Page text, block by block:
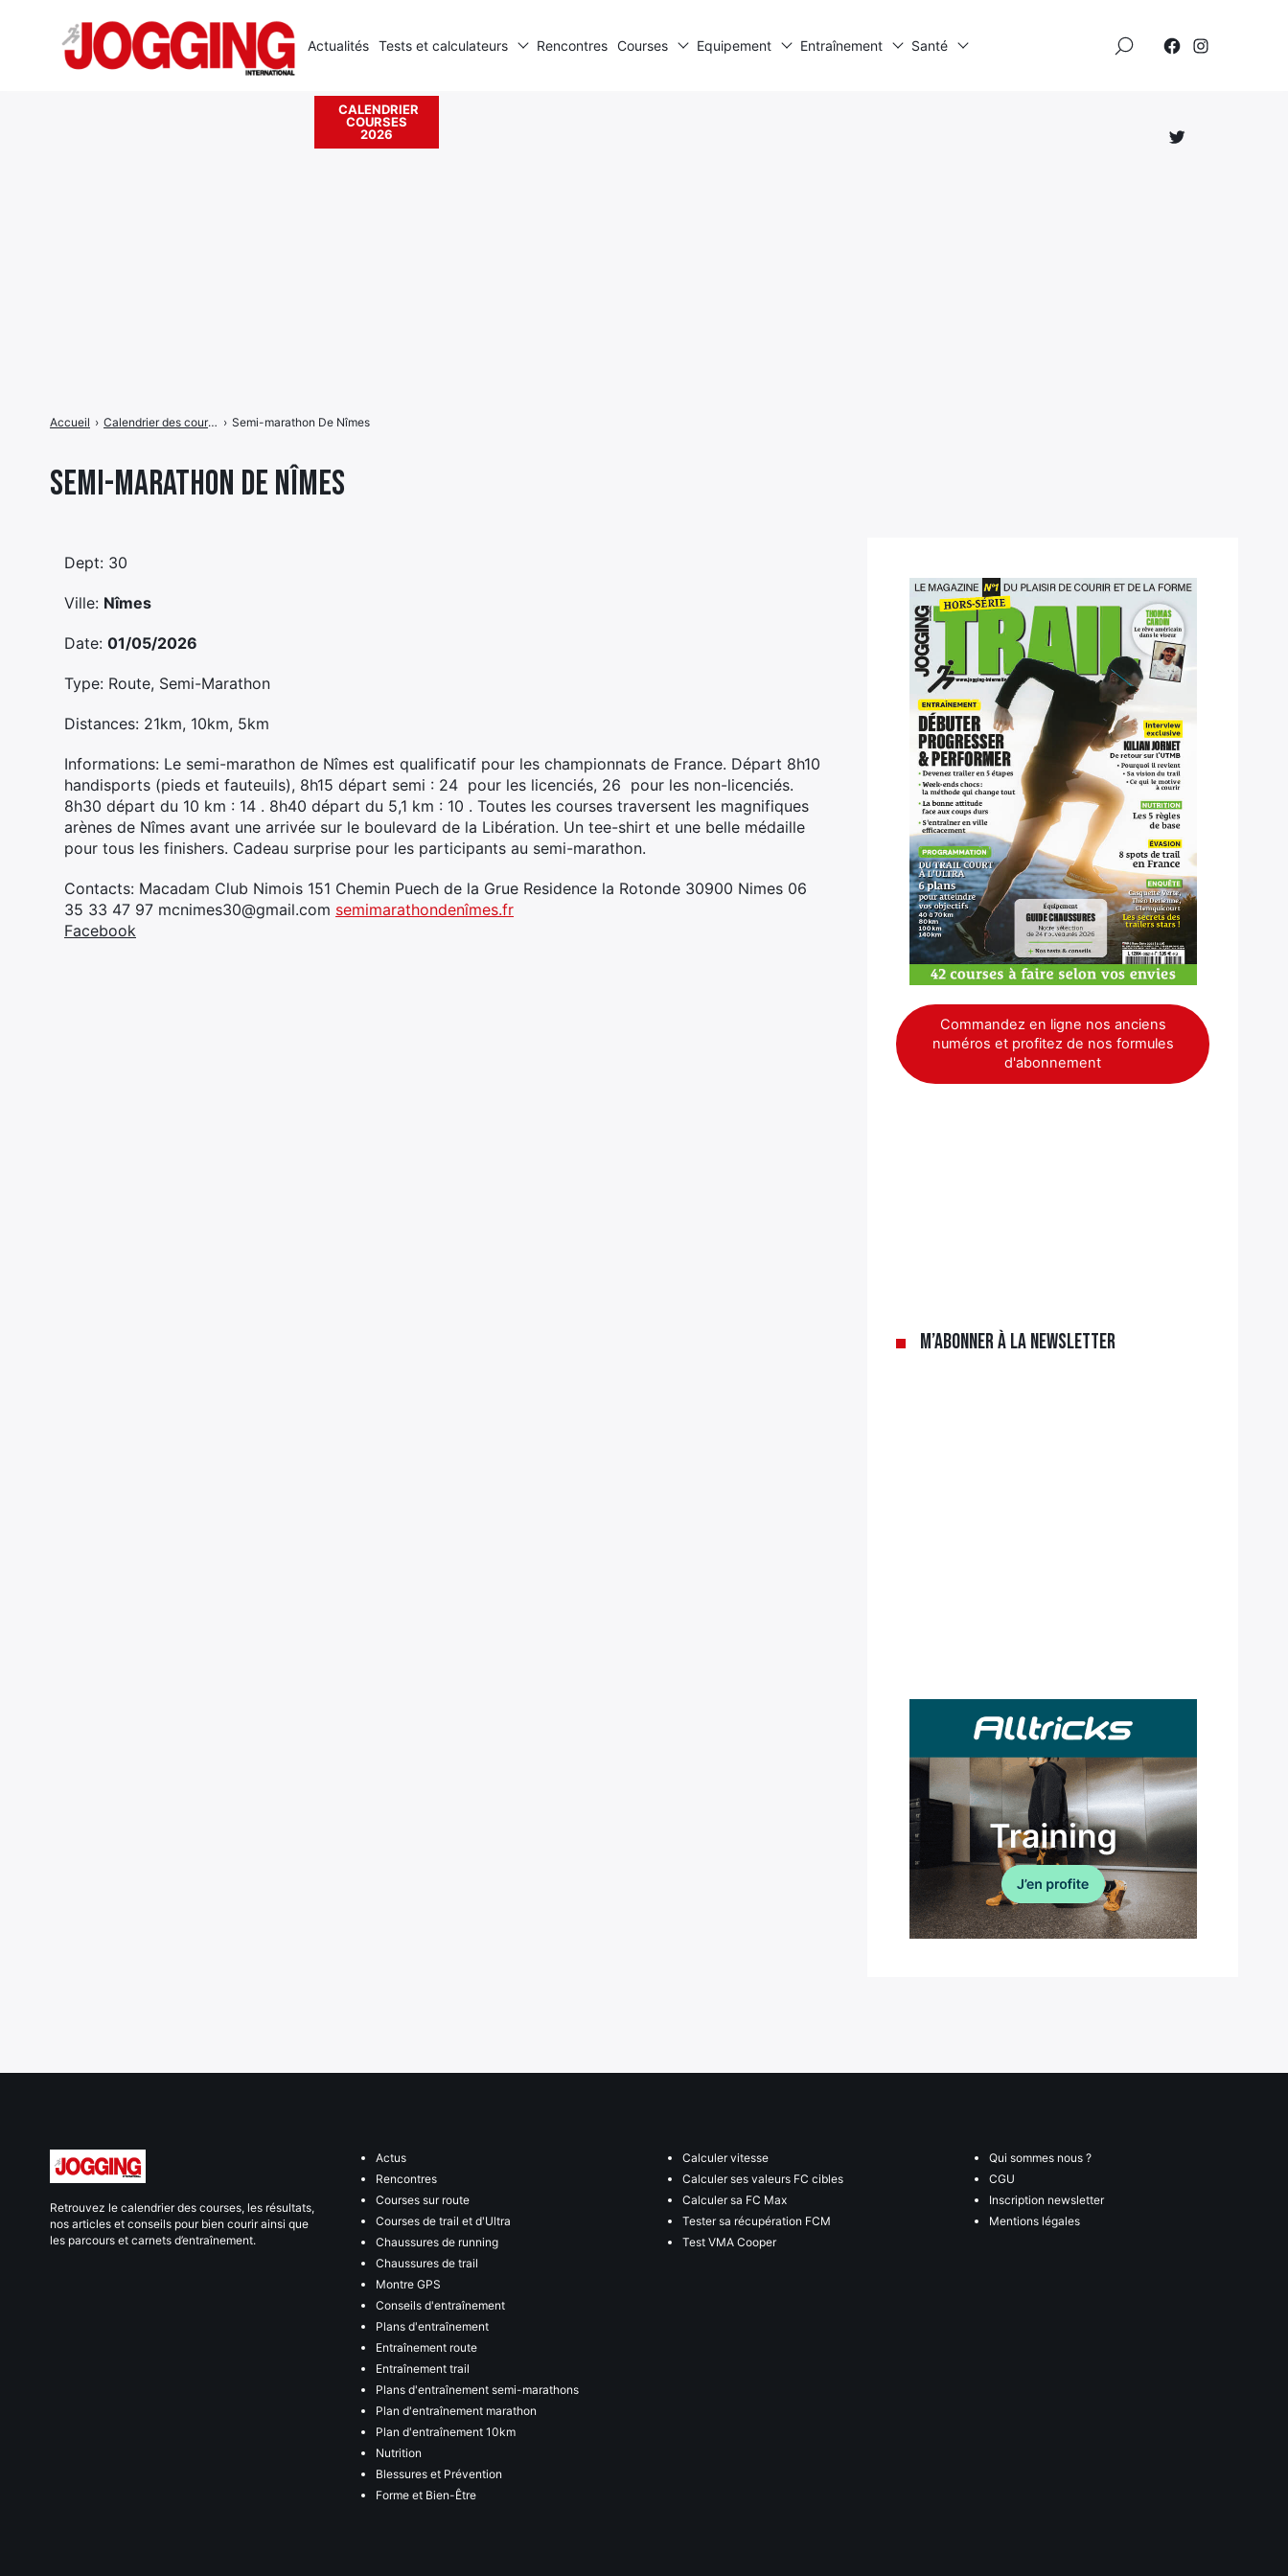
Semi-marathon De Nîmes
Accueil › Calendrier des courses › Semi-marathon De Nîmes
Dept: 30
Ville: Nîmes
Date: 01/05/2026
Type: Route, Semi-Marathon
Distances: 21km, 10km, 5km
Informations: Le semi-marathon de Nîmes est qualificatif pour les championnats de France. Départ 8h10
handisports (pieds et fauteuils), 8h15 départ semi : 24  pour les licenciés, 26  pour les non-licenciés.
8h30 départ du 10 km : 14 . 8h40 départ du 5,1 km : 10 . Toutes les courses traversent les magnifiques
arènes de Nîmes avant une arrivée sur le boulevard de la Libération. Un tee-shirt et une belle médaille
pour tous les finishers. Cadeau surprise pour les participants au semi-marathon.
Contacts: Macadam Club Nimois 151 Chemin Puech de la Grue Residence la Rotonde 30900 Nimes 06
35 33 47 97 mcnimes30@gmail.com semimarathondenîmes.fr
Facebook
Commandez en ligne nos anciens
numéros et profitez de nos formules
d'abonnement
M’abonner à la newsletter
Actualités Tests et calculateurs Rencontres Courses Equipement Entraînement Santé
CALENDRIER
COURSES
2026
Élément
Retrouvez le calendrier des courses, les résultats,
nos articles et conseils pour bien courir ainsi que
les parcours et carnets d’entraînement.
Actus
Rencontres
Courses sur route
Courses de trail et d'Ultra
Chaussures de running
Chaussures de trail
Montre GPS
Conseils d'entraînement
Plans d'entraînement
Entraînement route
Entraînement trail
Plans d'entraînement semi-marathons
Plan d'entraînement marathon
Plan d'entraînement 10km
Nutrition
Blessures et Prévention
Forme et Bien-Être
Calculer vitesse
Calculer ses valeurs FC cibles
Calculer sa FC Max
Tester sa récupération FCM
Test VMA Cooper
Qui sommes nous ?
CGU
Inscription newsletter
Mentions légales
Rechercher